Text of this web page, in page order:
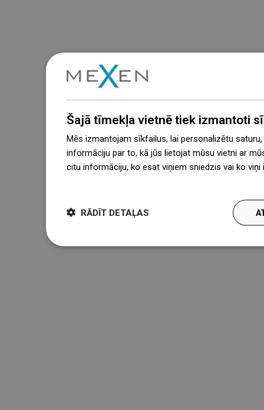
Šajā tīmekļa vietnē tiek izmantoti
Mēs izmantojam sīkfailus, lai personalizētu
informāciju par to, kā jūs lietojat mūsu vietni ar
citu informāciju, ko esat viņiem sniedzis vai ko
RĀDĪT DETAĻAS